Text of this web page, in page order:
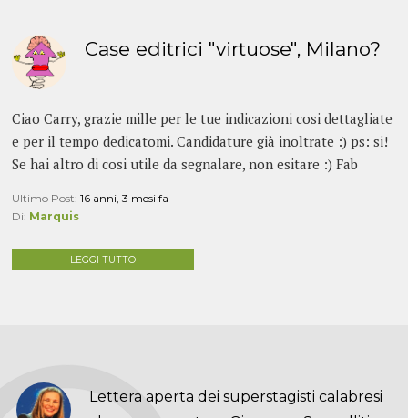
Case editrici "virtuose", Milano?
Ciao Carry, grazie mille per le tue indicazioni cosi dettagliate
e per il tempo dedicatomi. Candidature già inoltrate :) ps: si!
Se hai altro di cosi utile da segnalare, non esitare :) Fab
Ultimo Post:16 anni, 3 mesi fa
Di: Marquis
LEGGI TUTTO
Lettera aperta dei superstagisti calabresi